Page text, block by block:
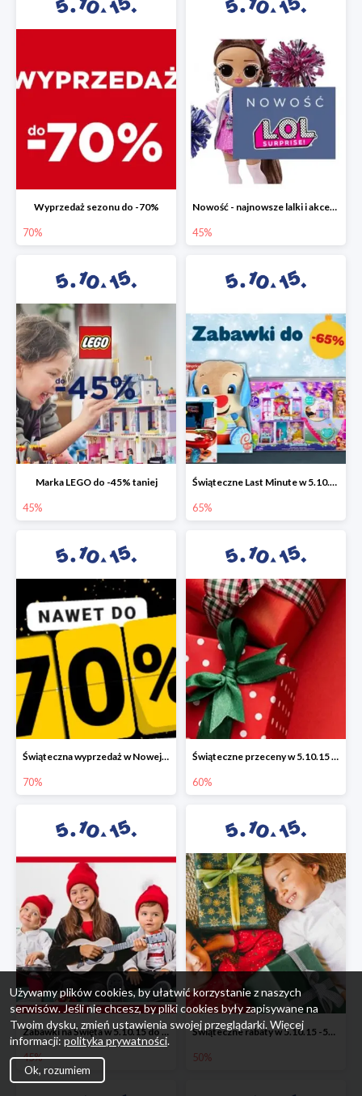
Wyprzedaż sezonu do -70%
70%
Nowość - najnowsze lalki i akcesoria L.O.L. w 5.10.15 do -45%
45%
Marka LEGO do -45% taniej
45%
Świąteczne Last Minute w 5.10.15 - zabawki do -65%
65%
Świąteczna wyprzedaż w Nowej Erze - National Geographic Learning -70%
70%
Świąteczne przeceny w 5.10.15 - wszystkie ubrania -60%
60%
Zabawki na Święta w 5.10.15 do -45%
45%
Świąteczne rabaty w 5.10.15 -50%
50%
Używamy plików cookies, by ułatwić korzystanie z naszych
serwisów. Jeśli nie chcesz, by pliki cookies były zapisywane na
Twoim dysku, zmień ustawienia swojej przeglądarki. Więcej
informacji: polityka prywatności.
Ok, rozumiem